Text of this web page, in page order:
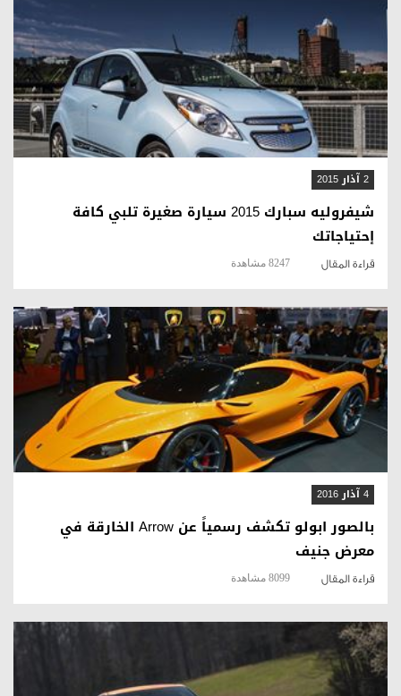
قراءة المقال
2 آذار 2015
شيفروليه سبارك 2015 سيارة صغيرة تلبي كافة
إحتياجاتك
قراءة المقال 8247 مشاهدة
قراءة المقال
4 آذار 2016
بالصور ابولو تكشف رسمياً عن Arrow الخارقة في
معرض جنيف
قراءة المقال 8099 مشاهدة